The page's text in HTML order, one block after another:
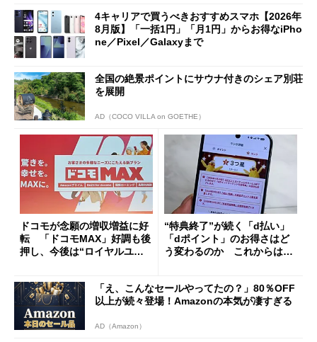
4キャリアで買うべきおすすめスマホ【2026年
8月版】「一括1円」「月1円」からお得なiPho
ne／Pixel／Galaxyまで
全国の絶景ポイントにサウナ付きのシェア別荘
を展開
AD（COCO VILLA on GOETHE）
ドコモが念願の増収増益に好
転 「ドコモMAX」好調も後
押し、今後は“ロイヤルユー
“特典終了”が続く「d払い」
「dポイント」のお得さはど
う変わるのか これからは
「え、こんなセールやってたの？」80％OFF
以上が続々登場！Amazonの本気が凄すぎる
AD（Amazon）